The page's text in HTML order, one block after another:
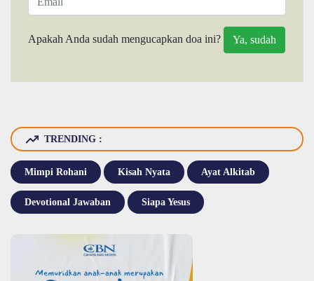
Apakah Anda sudah mengucapkan doa ini?
TRENDING :
Mimpi Rohani Kisah Nyata Ayat Alkitab
Devotional Jawaban Siapa Yesus